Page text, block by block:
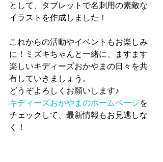
として、タブレットで名刺用の素敵な
イラストを作成しました！
これからの活動やイベントもお楽しみ
に！ミズキちゃんと一緒に、ますます
楽しいキディーズおかやまの日々を共
有していきましょう。
どうぞよろしくお願いします♪
キディーズおかやまのホームページを
チェックして、最新情報もお見逃しな
く！